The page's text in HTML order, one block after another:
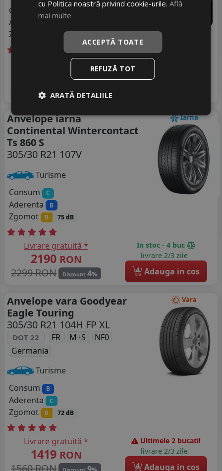
Consum
Aderenta
Zgomot 73 dB
Livrare gratuită *
RON
1772 RON
Discount9 %
In stoc - 5 buc
Iarna
Anvelope iarna
Continental Wintercontact
Ts 860 S
305/30 R21 107V
Turisme
Consum
C
Aderenta B
Zgomot B 75 dB
Livrare gratuită *
2190 RON
2299 RON
Discount 4%
In stoc - 4 buc
livrare 2/3 zile
4 Adauga in cos
Vara
Anvelope vara Goodyear
Eagle Touring
305/30 R21 104H FP XL
DOT 22 FR M+S
NF0
Germania
Turisme
Consum
B
Aderenta C
Zgomot B 72 dB
Livrare gratuită *
1419 RON
1560 RON
Ultimele 2 bucati!
livrare 2/3 zile
4 Adauga in cos
cu Politica noastră privind cookie-urile.Află
mai multe
ACCEPTĂ TOATE
REFUZĂ TOT
ARATĂ DETALIILE